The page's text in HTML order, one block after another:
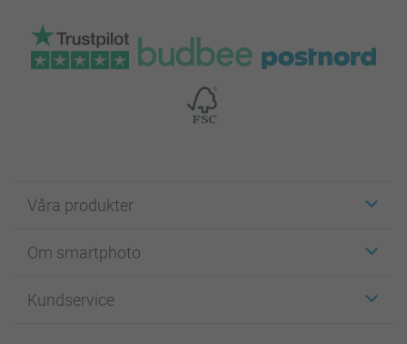
Våra produkter
Fotokort
Fotoböcker
Om smartphoto
För affiliates
Kundservice